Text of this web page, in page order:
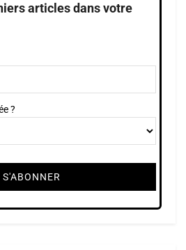
articles dans votre
?